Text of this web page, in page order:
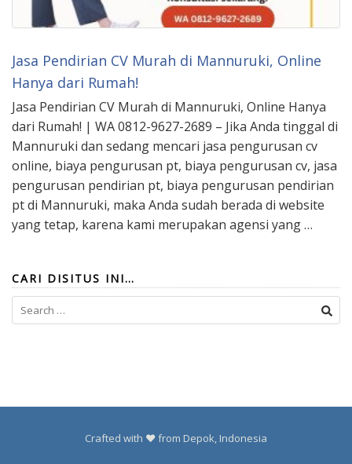
Jasa Pendirian CV Murah di Mannuruki, Online
Hanya dari Rumah!
Jasa Pendirian CV Murah di Mannuruki, Online Hanya
dari Rumah! | WA 0812-9627-2689 – Jika Anda tinggal di
Mannuruki dan sedang mencari jasa pengurusan cv
online, biaya pengurusan pt, biaya pengurusan cv, jasa
pengurusan pendirian pt, biaya pengurusan pendirian
pt di Mannuruki, maka Anda sudah berada di website
yang tetap, karena kami merupakan agensi yang …
CARI DISITUS INI…
Search
for:
Crafted with ❤️ from Depok, Indonesia